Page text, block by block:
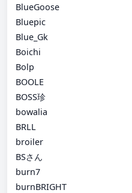
BlueGoose
Bluepic
Blue_Gk
Boichi
Bolp
BOOLE
BOSS珍
bowalia
BRLL
broiler
BSさん
burn7
burnBRIGHT